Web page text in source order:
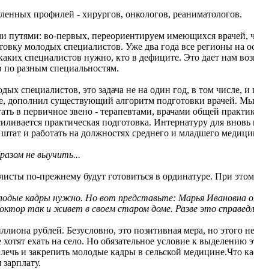
профилей - хирургов, онкологов, реаниматологов.
путями: во-первых, переориентируем имеющихся
молодых специалистов. Уже два года все регионы на
специалистов нужно, кто в дефиците. Это дает нам
по разным специальностям.
специалистов, это задача не на один год, в том числе,
дополнил существующий алгоритм подготовки врачей.
в первичное звено - терапевтами, врачами общей
практическая подготовка. Интернатуру для
и работать на должностях среднего и младшего
не выучить...
по-прежнему будут готовиться в ординатуре. При
кадры нужно. Но вот представьте: Марья Ивановна
так и живет в своем старом доме. Разве это
рублей. Безусловно, это позитивная мера, но
хотят ехать на село. Но обязательное условие к
и закрепить молодые кадры в сельской медицине.Что